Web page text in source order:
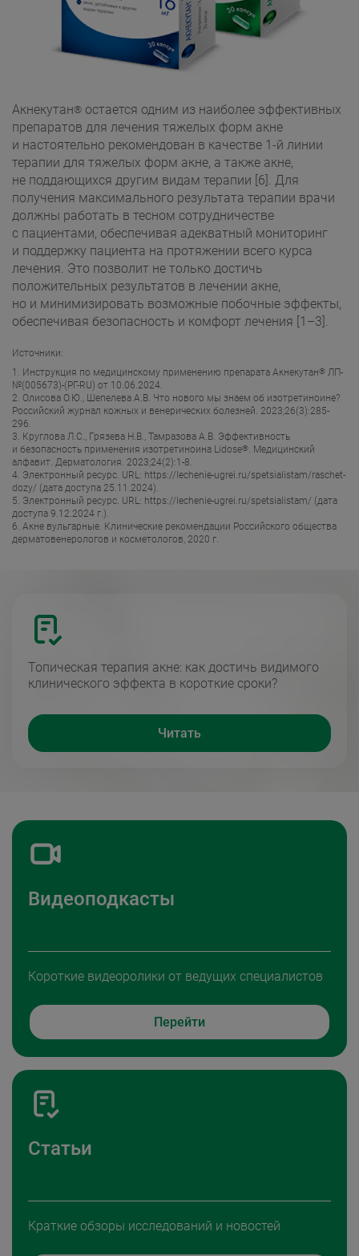
Акнекутан® остается одним из наиболее эффективных
препаратов для лечения тяжелых форм акне
и настоятельно рекомендован в качестве 1-й линии
терапии для тяжелых форм акне, а также акне,
не поддающихся другим видам терапии [6]. Для
получения максимального результата терапии врачи
должны работать в тесном сотрудничестве
с пациентами, обеспечивая адекватный мониторинг
и поддержку пациента на протяжении всего курса
лечения. Это позволит не только достичь
положительных результатов в лечении акне,
но и минимизировать возможные побочные эффекты,
обеспечивая безопасность и комфорт лечения [1–3].
Источники:
Инструкция по медицинскому применению препарата Акнекутан® ЛП-
№(005673)-(РГ-RU) от 10.06.2024.
Олисова О.Ю., Шепелева А.В. Что нового мы знаем об изотретиноине?
Российский журнал кожных и венерических болезней. 2023;26(3):285-
296.
Круглова Л.С., Грязева Н.В., Тамразова А.В. Эффективность
и безопасность применения изотретиноина Lidose®. Медицинский
алфавит. Дерматология. 2023;24(2):1-8.
Электронный ресурс. URL: https://lechenie-ugrei.ru/spetsialistam/raschet-
dozy/ (дата доступа 25.11.2024).
Электронный ресурс. URL: https://lechenie-ugrei.ru/spetsialistam/ (дата
доступа 9.12.2024 г.).
Акне вульгарные. Клинические рекомендации Российского общества
дерматовенерологов и косметологов, 2020 г.
Топическая терапия акне: как достичь видимого
клинического эффекта в короткие сроки?
Читать
Видеоподкасты
Короткие видеоролики от ведущих специалистов
Перейти
Статьи
Краткие обзоры исследований и новостей